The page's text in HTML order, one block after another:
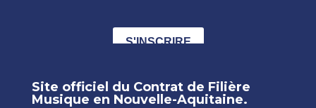
Site officiel du Contrat de Filière
Musique en Nouvelle-Aquitaine.